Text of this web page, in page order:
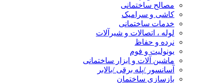
مصالح ساختمانی
کاشی و سرامیک
خدمات ساختمانی
لوله ، اتصالات و شیرآلات
نرده و حفاظ
یونولیت و فوم
ماشین آلات و ابزار ساختمانی
آسانسور /پله برقی /بالابر
بازسازی ساختمان